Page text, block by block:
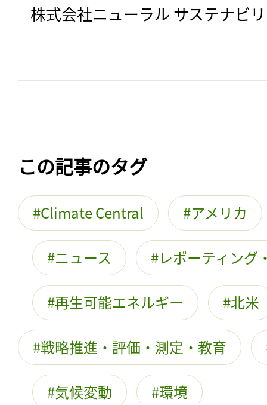
株式会社ニューラル サステナビ
この記事のタグ
Climate Central アメリカ
ニュース レポーティング
再生可能エネルギー 北米
戦略推進・評価・測定・教育
気候変動 環境